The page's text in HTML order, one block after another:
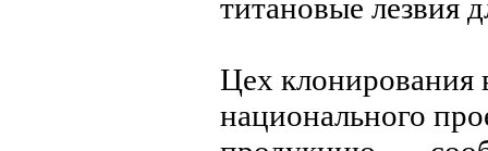
титановые лезвия
Цех клонирования
национального